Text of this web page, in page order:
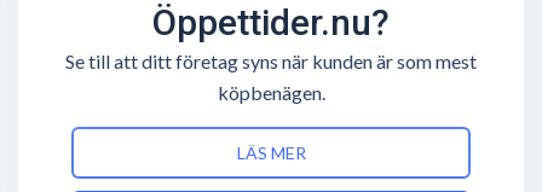
Öppettider.nu?
Se till att ditt företag syns när kunden är som mest
köpbenägen.
LÄS MER